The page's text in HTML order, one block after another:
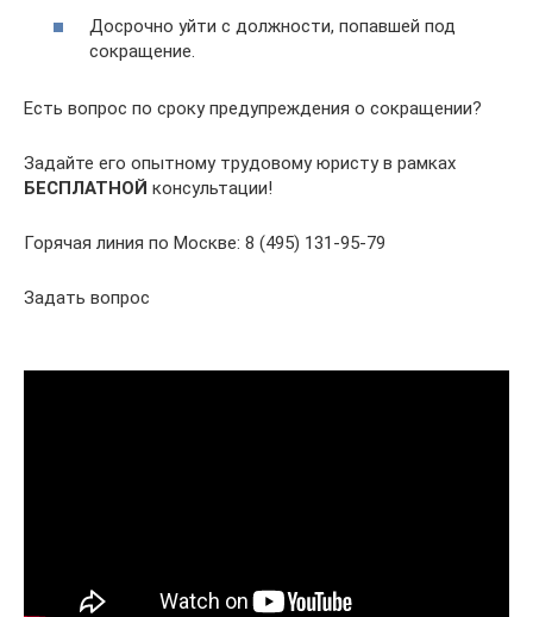
Досрочно уйти с должности, попавшей под
сокращение.
Есть вопрос по сроку предупреждения о сокращении?
Задайте его опытному трудовому юристу в рамках
БЕСПЛАТНОЙ консультации!
Горячая линия по Москве: 8 (495) 131-95-79
Задать вопрос